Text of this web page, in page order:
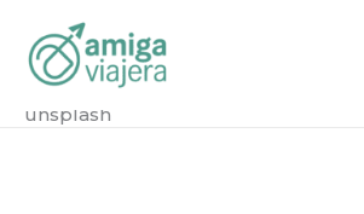
contenido
Auroras boreales en Tromsø,
Lisboa
bjorn-are-with-andreassen-
unsplash